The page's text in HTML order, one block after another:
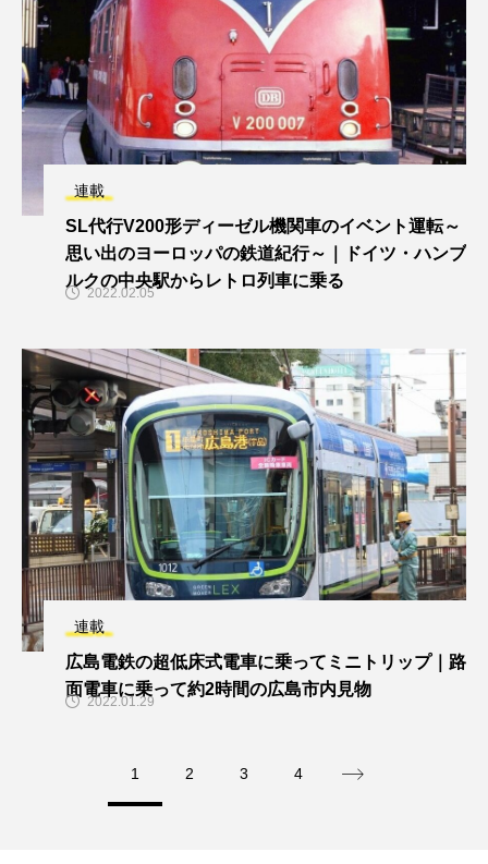
連載
SL代行V200形ディーゼル機関車のイベント運転～
思い出のヨーロッパの鉄道紀行～｜ドイツ・ハンブ
ルクの中央駅からレトロ列車に乗る
2022.02.05
連載
広島電鉄の超低床式電車に乗ってミニトリップ｜路
面電車に乗って約2時間の広島市内見物
2022.01.29
1 2 3 4